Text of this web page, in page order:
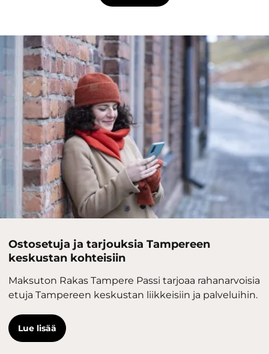
Ostosetuja ja tarjouksia Tampereen
keskustan kohteisiin
Maksuton Rakas Tampere Passi tarjoaa rahanarvoisia
etuja Tampereen keskustan liikkeisiin ja palveluihin.
Lue lisää